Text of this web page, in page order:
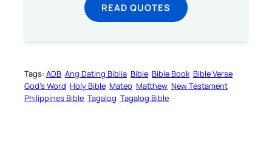
READ QUOTES
Tags: ADB Ang Dating Biblia Bible Bible Book Bible Verse
God’s Word Holy Bible Mateo Matthew New Testament
Philippines Bible Tagalog Tagalog Bible